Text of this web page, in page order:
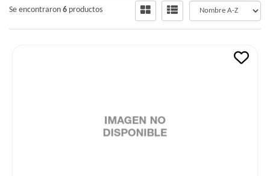
Se encontraron 6 productos